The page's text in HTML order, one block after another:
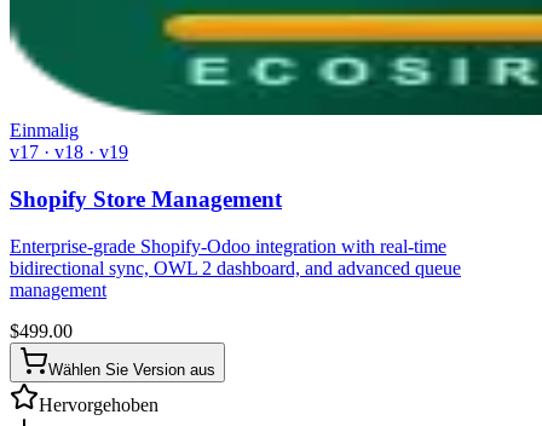
Einmalig
v17 · v18 · v19
Shopify Store Management
Enterprise-grade Shopify-Odoo integration with real-time
bidirectional sync, OWL 2 dashboard, and advanced queue
management
$499.00
Wählen Sie Version aus
Hervorgehoben